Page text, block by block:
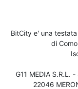
BitCity e' una
di
G11 MEDIA S.R.L.
22046